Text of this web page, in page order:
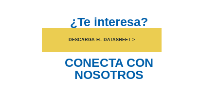
¿Te interesa?
DESCARGA EL DATASHEET >
CONECTA CON
NOSOTROS